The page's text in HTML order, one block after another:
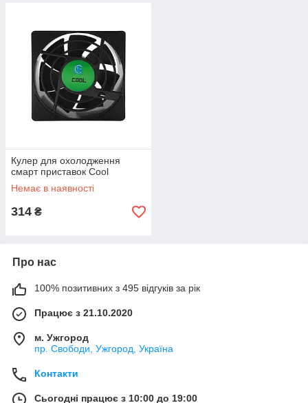
Кулер для охолодження
смарт приставок Cool
Немає в наявності
314 ₴
Про нас
100% позитивних з 495 відгуків за рік
Працює з 21.10.2020
м. Ужгород
пр. Свободи, Ужгород, Україна
Контакти
Сьогодні працює з 10:00 до 19:00